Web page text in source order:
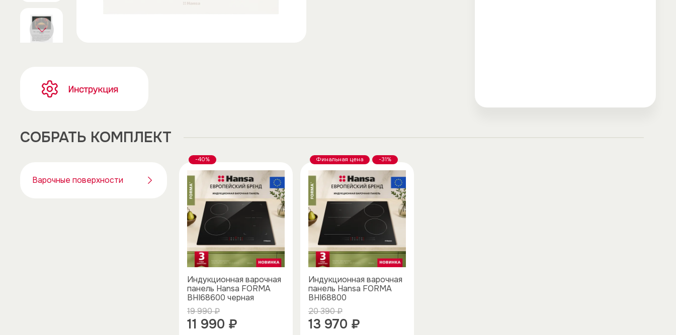
CОБРАТЬ КОМПЛЕКТ
Варочные поверхности
-40%
Индукционная варочная
панель Hansa FORMA
BHI68600 черная
19 990 ₽
11 990 ₽
Финальная цена -31%
Индукционная варочная
панель Hansa FORMA
BHI68800
20 390 ₽
13 970 ₽